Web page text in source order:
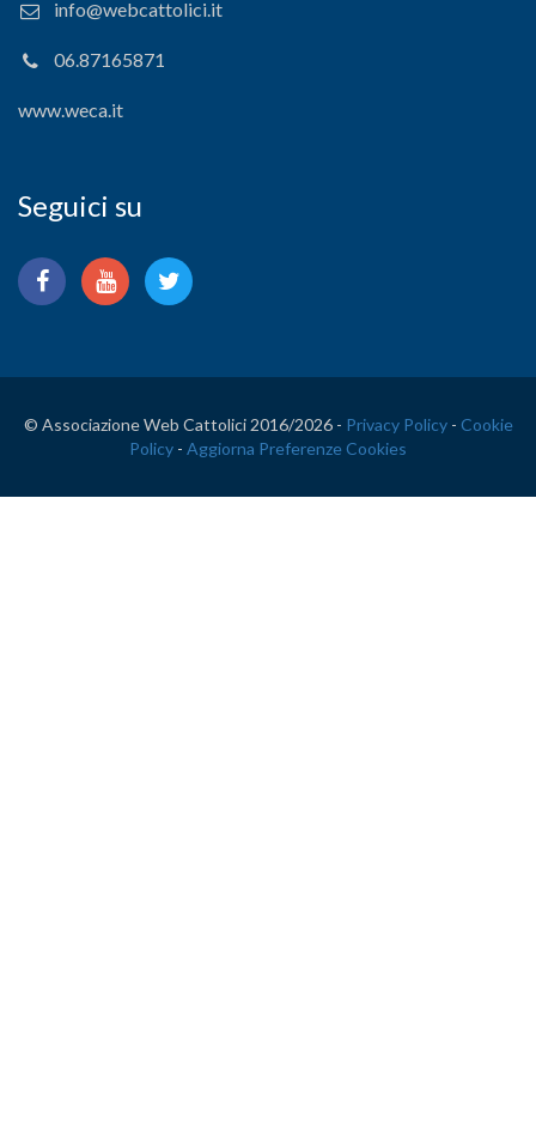
info@webcattolici.it
06.87165871
www.weca.it
Seguici su
© Associazione Web Cattolici 2016/2026 - Privacy Policy- Cookie
Policy - Aggiorna Preferenze Cookies